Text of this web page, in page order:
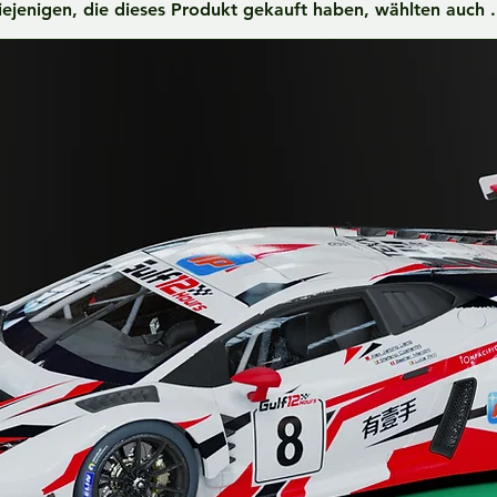
die dieses Produkt gekauft haben, wählten auch